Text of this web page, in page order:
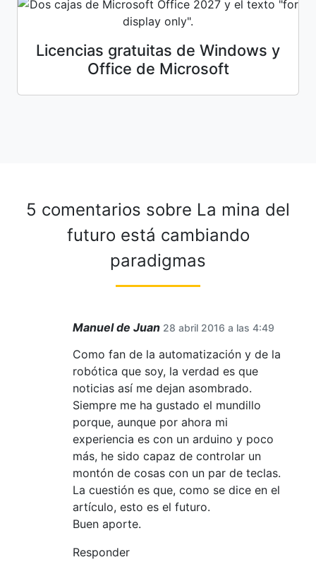
Licencias gratuitas de Windows y
Office de Microsoft
5 comentarios sobre La mina del
futuro está cambiando
paradigmas
Manuel de Juan 28 abril 2016 a las 4:49
Como fan de la automatización y de la
robótica que soy, la verdad es que
noticias así me dejan asombrado.
Siempre me ha gustado el mundillo
porque, aunque por ahora mi
experiencia es con un arduino y poco
más, he sido capaz de controlar un
montón de cosas con un par de teclas.
La cuestión es que, como se dice en el
artículo, esto es el futuro.
Buen aporte.
Responder